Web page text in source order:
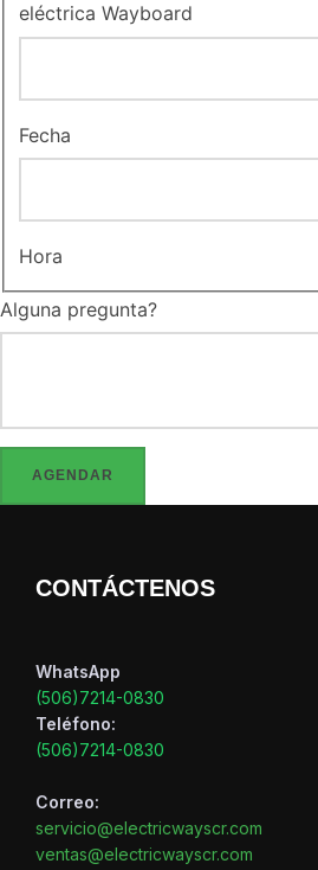
eléctrica Wayboard
Fecha
Hora
Alguna pregunta?
AGENDAR
CONTÁCTENOS
WhatsApp
(506)7214-0830
Teléfono:
(506)7214-0830
Correo:
servicio@electricwayscr.com
ventas@electricwayscr.com